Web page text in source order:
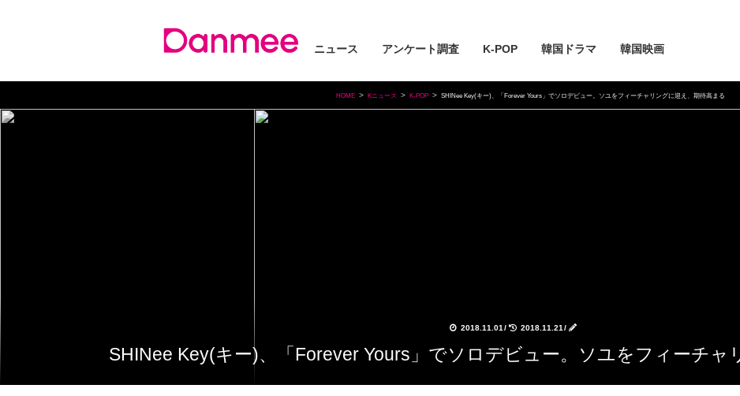
ニュース アンケート調査 K-POP 韓国ドラマ 韓国映画
HOME Kニュース K-POP SHINee Key(キー)、「Forever Yours」でソロデビュー。ソユをフィーチャリングに迎え、期待高まる
2018.11.01 / 2018.11.21 /
SHINee Key(キー)、「Forever Yours」でソロデビュー。ソユをフィーチャ